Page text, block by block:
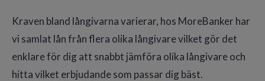
Kraven bland långivarna varierar, hos MoreBanker har
vi samlat lån från flera olika långivare vilket gör det
enklare för dig att snabbt jämföra olika långivare och
hitta vilket erbjudande som passar dig bäst.